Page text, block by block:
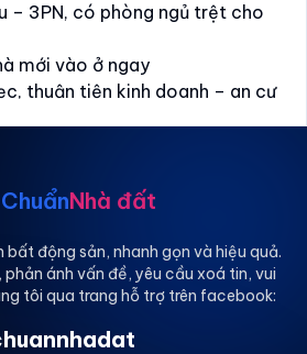
– 3PN, có phòng ngủ trệt cho
mới vào ở ngay
thuận tiện kinh doanh – an cư
- TPBank hỗ trợ vay 2 tỷ
tầm giá. Vui lòng liên hệ để dc
trọng.
thật – Mr. Đàm
ChuẩnNhà đất
bất động sản, nhanh gọn và hiệu quả.
ánh vấn đề, yêu cầu xoá tin, vui
tôi qua trang hỗ trợ trên facebook: